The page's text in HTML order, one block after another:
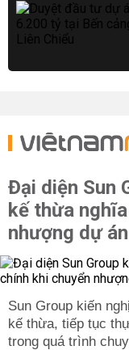
Đại diện Sun
kế thừa
nhượng dự
Sun Group kiến
kế thừa, tiếp tục
trong quá trình